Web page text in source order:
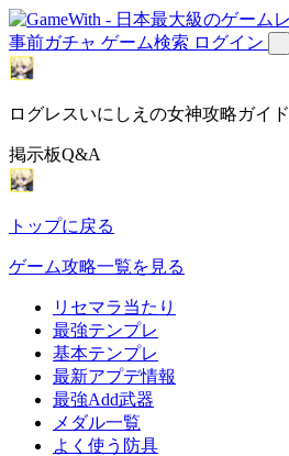
事前ガチャ ゲーム検索 ログイン
ログレスいにしえの女神攻略ガイド
掲示板Q&A
トップに戻る
ゲーム攻略一覧を見る
リセマラ当たり
最強テンプレ
基本テンプレ
最新アプデ情報
最強Add武器
メダル一覧
よく使う防具